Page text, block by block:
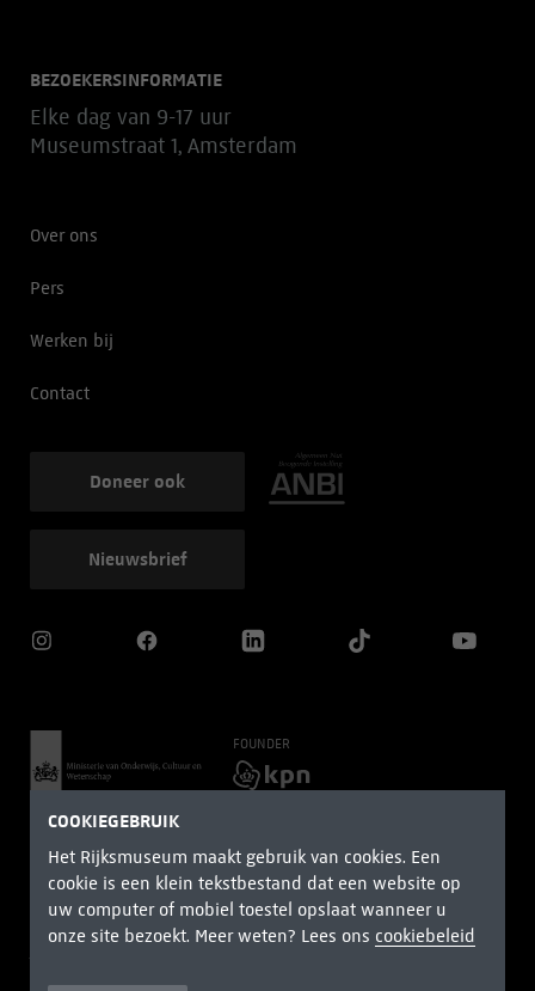
COOKIEGEBRUIK
Het Rijksmuseum maakt gebruik van cookies. Een
cookie is een klein tekstbestand dat een website op
uw computer of mobiel toestel opslaat wanneer u
onze site bezoekt. Meer weten? Lees ons cookiebeleid
BEZOEKERSINFORMATIE
Elke dag van 9-17 uur
Museumstraat 1, Amsterdam
Over ons
Pers
Werken bij
Contact
Doneer ook
Nieuwsbrief
FOUNDER
Cookiebeleid